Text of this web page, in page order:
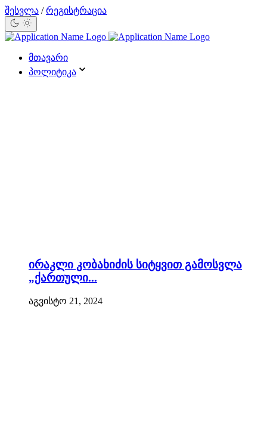
შესვლა / რეგისტრაცია
მთავარი
პოლიტიკა
ირაკლი კობახიძის სიტყვით გამოსვლა
„ქართული...
აგვისტო 21, 2024